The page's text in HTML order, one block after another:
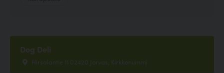
Dog Deli
Hirsalantie 11 02420 Jorvas, Kirkkonummi